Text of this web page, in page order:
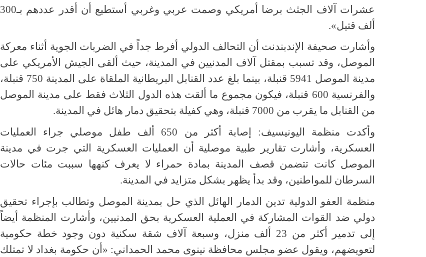
عشرات آلاف الجثث برضا أمريكي وصمت عربي وغربي أستطيع أن أقدر عددهم بـ300
ألف قتيل».
وأشارت صحيفة الإندبندنت أن التحالف الدولي أفرط جداً في الضربات الجوية أثناء معركة
الموصل، وقد تسبب بمقتل آلاف المدنيين في المدينة، حيث ألقى الجيش الأمريكي على
مدينة الموصل 5941 قنبلة، بينما بلغ عدد القنابل البريطانية الملقاة على المدينة 750 قنبلة،
والفرنسية 600 قنبلة، فيكون مجموع ما ألقت هذه الدول الثلاث فقط على مدينة الموصل
من القنابل ما يقرب من 7000 قنبلة، وهي كفيلة بتحقيق دمار هائل في المدينة.
وأكدت منظمة اليونيسيف: إصابة أكثر من 650 ألف طفل موصلي جراء العمليات
العسكرية، وأشارت تقارير طبية موصلية أن العمليات العسكرية التي جرت في مدينة
الموصل كانت تتضمن قصف المدينة بمادة حمراء لا يعرف كنهها سببت مئات حالات
السرطان للمواطنين، وقد بدأ يظهر بشكل متزايد في المدينة.
منظمة العفو الدولية تدين الدمار الهائل الذي حل بمدينة الموصل وتطالب بإجراء تحقيق
دولي ضد القوات المشاركة في العملية العسكرية بحق المدنيين، وأشارت المنظمة أيضاً
إلى تدمير أكثر من 23 ألف منزل، وسبعة آلاف شقة سكنية دون وجود خطة حكومية
لتعويضهم، ويقول عضو مجلس محافظة نينوى محمد الحمداني: «أن حكومة بغداد لا تمتلك